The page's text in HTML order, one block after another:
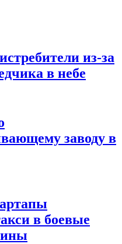
из-за
в небе
заводу в
в боевые